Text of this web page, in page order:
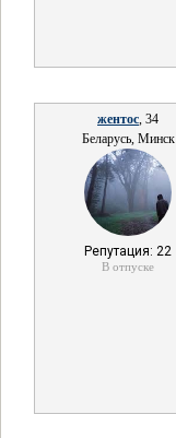
жентос, 34
Беларусь, Минск
Репутация: 22
В отпуске